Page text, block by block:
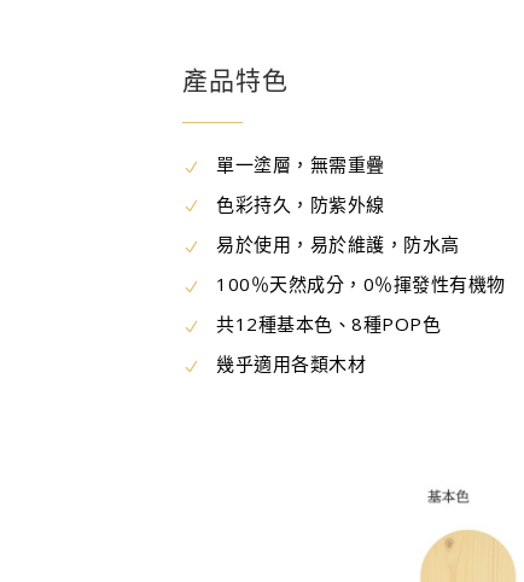
產品特色
單一塗層，無需重疊
色彩持久，防紫外線
易於使用，易於維護，防水高
100％天然成分，0％揮發性有機物
共12種基本色、8種POP色
幾乎適用各類木材